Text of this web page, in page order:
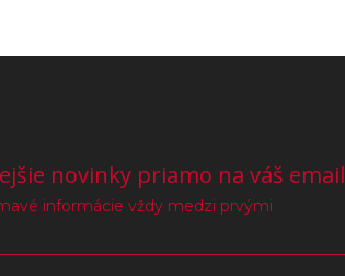
novinky priamo na váš email
informácie vždy medzi prvými